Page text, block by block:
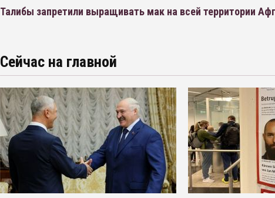
Талибы запретили выращивать мак на всей территории
Сейчас на главной